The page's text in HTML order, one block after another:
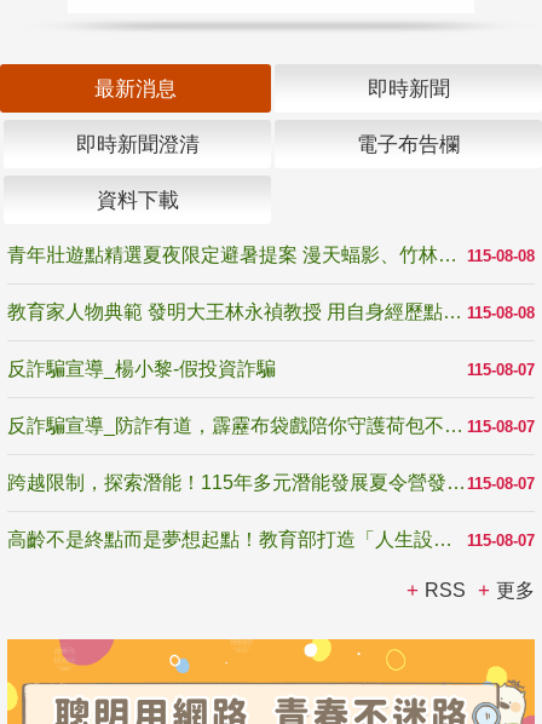
最新消息 即時新聞
即時新聞澄清 電子布告欄
資料下載
115-08-08
青年壯遊點精選夏夜限定避暑提案 漫天蝠影、竹林尋蛙、茶香夜觀 邀青年暮色出發
115-08-08
教育家人物典範 發明大王林永禎教授 用自身經歷點亮學生的路
115-08-07
反詐騙宣導_楊小黎-假投資詐騙
115-08-07
反詐騙宣導_防詐有道，霹靂布袋戲陪你守護荷包不受騙
115-08-07
跨越限制，探索潛能！115年多元潛能發展夏令營發掘生命無限可能
115-08-07
高齡不是終點而是夢想起點！教育部打造「人生設計夢工場」 參展第3屆高齡健康產業博覽會
RSS 更多